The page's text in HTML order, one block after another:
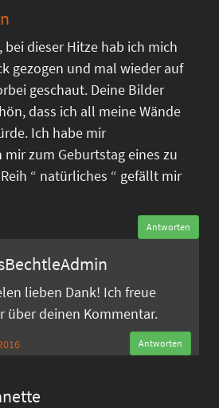
dieser Hitze hab ich mich
gezogen und mal wieder auf
geschaut. Deine Bilder
dass ich all meine Wände
Ich habe mir
zum Geburtstag eines zu
“ natürliches “ gefällt mir
Antworten
lieben Dank! Ich freue
über deinen Kommentar.
Antworten